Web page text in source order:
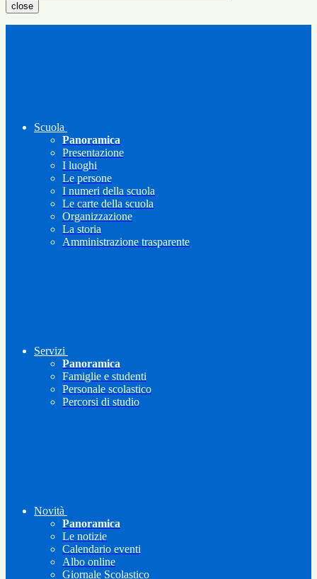
close
Scuola
Panoramica
Presentazione
I luoghi
Le persone
I numeri della scuola
Le carte della scuola
Organizzazione
La storia
Amministrazione trasparente
Servizi
Panoramica
Famiglie e studenti
Personale scolastico
Percorsi di studio
Novità
Panoramica
Le notizie
Calendario eventi
Albo online
Giornale Scolastico